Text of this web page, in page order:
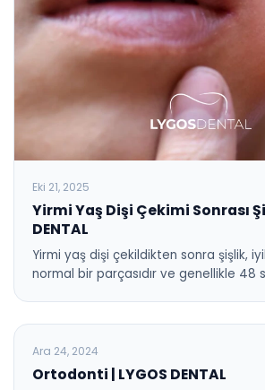
Eki 21, 2025
Yirmi Yaş Dişi Çekimi Sonrası
DENTAL
Yirmi yaş dişi çekildikten sonra şişlik,
normal bir parçasıdır ve genellikle 48
BLOG
Ara 24, 2024
Ortodonti | LYGOS DENTAL